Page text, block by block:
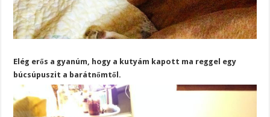
Elég erős a gyanúm, hogy a kutyám kapott ma reggel egy
búcsúpuszit a barátnőmtől.